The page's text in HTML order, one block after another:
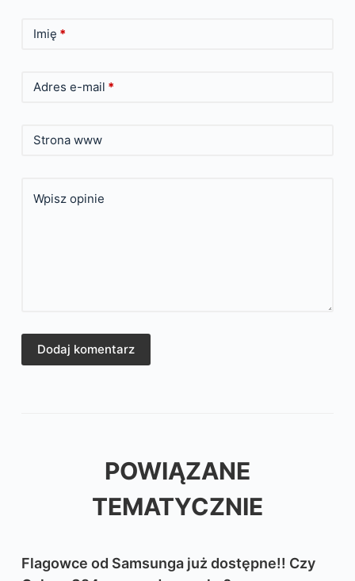
Imię *
Adres e-mail *
Strona www
Wpisz opinie
Dodaj komentarz
POWIĄZANE
TEMATYCZNIE
Flagowce od Samsunga już dostępne!! Czy